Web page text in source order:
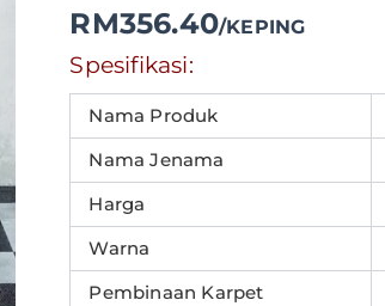
RM356.40/KEPING
Spesifikasi:
Nama Produk
Nama Jenama
Harga
Warna
Pembinaan Karpet
Murah
|
|
Tile